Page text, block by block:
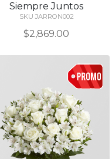
Siempre Juntos
SKU JARRON002
$2,869.00